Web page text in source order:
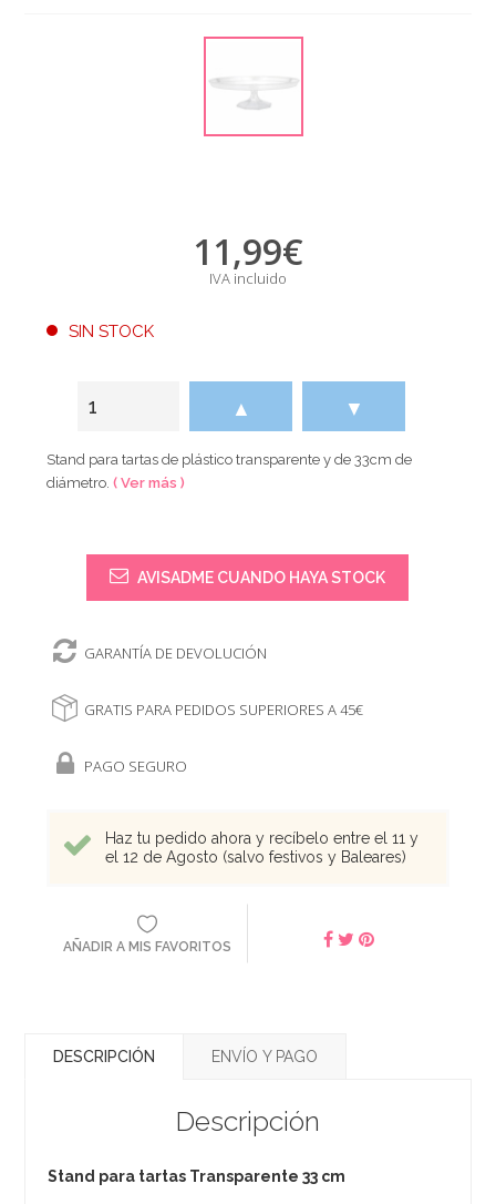
11,99€
IVA incluido
SIN STOCK
▲ ▼
Stand para tartas de plástico transparente y de 33cm de
diámetro.( Ver más )
AVISADME CUANDO HAYA STOCK
GARANTÍA DE DEVOLUCIÓN
GRATIS PARA PEDIDOS SUPERIORES A 45€
PAGO SEGURO
Haz tu pedido ahora y recíbelo entre el 11 y
el 12 de Agosto (salvo festivos y Baleares)
AÑADIR A MIS FAVORITOS
DESCRIPCIÓN ENVÍO Y PAGO
Descripción
Stand para tartas Transparente 33 cm